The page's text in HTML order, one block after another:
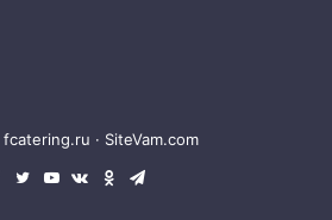
· SiteVam.com
TwitterYouTubevk.comОдноклассники
Telegram